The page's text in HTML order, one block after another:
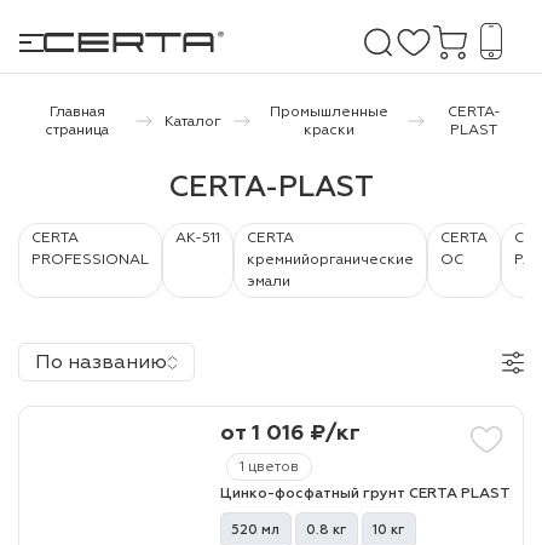
и дачи
бетону,
Главная
страница
Каталог
Промышленные
краски
CERTA-
PLAST
CERTA-PLAST
CERTA
PROFESSIONAL
АК-511
CERTA
кремнийорганические
эмали
CERTA
ОС
По названию
1 цветов
от 1 016 ₽/кг
Цинко-фосфатный грунт CERTA PLAST
520 мл 0.8 кг 10 кг